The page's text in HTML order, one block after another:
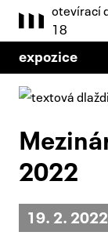
otevírací
18
expozice
2022
19. 2. 2022